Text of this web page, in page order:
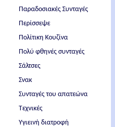
Παραδοσιακές Συνταγές
Περίσσεψε
Πολίτικη Κουζίνα
Πολύ φθηνές συνταγές
Σάλτσες
Σνακ
Συνταγές του απατεώνα
Τεχνικές
Υγιεινή διατροφή